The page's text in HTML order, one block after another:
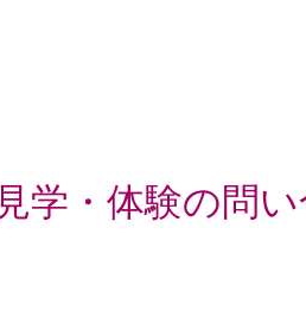
見学・体験の問